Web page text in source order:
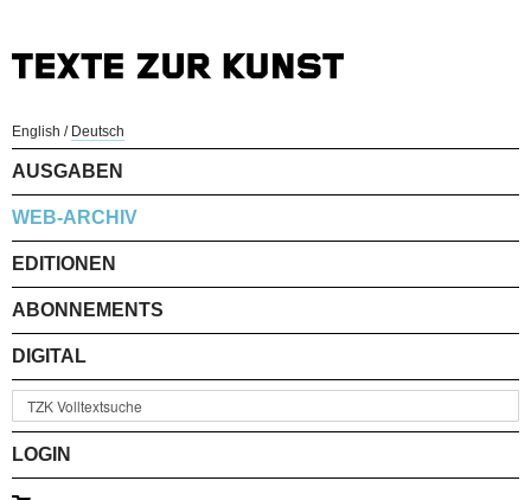
English / Deutsch
AUSGABEN
WEB-ARCHIV
EDITIONEN
ABONNEMENTS
DIGITAL
LOGIN